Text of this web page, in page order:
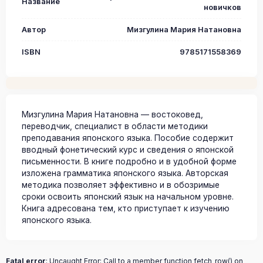
новичков
Автор Мизгулина Мария Натановна
ISBN 9785171558369
Мизгулина Мария Натановна — востоковед,
переводчик, специалист в области методики
преподавания японского языка. Пособие содержит
вводный фонетический курс и сведения о японской
письменности. В книге подробно и в удобной форме
изложена грамматика японского языка. Авторская
методика позволяет эффективно и в обозримые
сроки освоить японский язык на начальном уровне.
Книга адресована тем, кто приступает к изучению
японского языка.
Fatal error: Uncaught Error: Call to a member function fetch_row() on